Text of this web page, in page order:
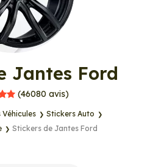
Jantes Ford
(46080 avis)
Stickers Auto
Stickers de Jantes Ford